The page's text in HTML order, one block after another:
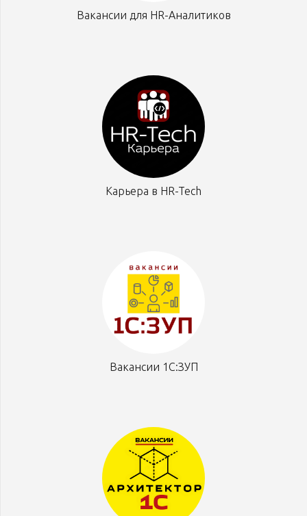
Вакансии для HR-Аналитиков
Карьера в HR-Tech
Вакансии 1С:ЗУП